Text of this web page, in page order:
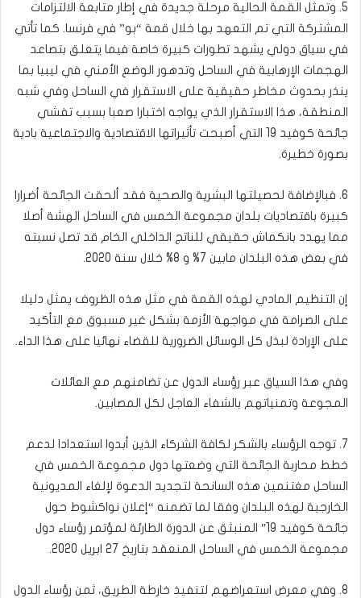
5. وتمثل القمة الحالية مرحلة جديدة في إطار متابعة الالتزامات
المشتركة التي تم التعهد بها خلال قمة “بو” في فرنسا. كما تأتي
في سياق دولي يشهد تطورات كبيرة خاصة فيما يتعلق بتصاعد
الهجمات الإرهابية في الساحل وتدهور الوضع الأمني في ليبيا بما
ينذر بحدوث مخاطر حقيقية على الاستقرار في الساحل وفي شبه
المنطقة، هذا الاستقرار الذي يواجه اختبارا صعبا بسبب تفشي
جائحة كوفيد 19 التي أصبحت تأثيراتها الاقتصادية والاجتماعية بادية
بصورة خطيرة.
6. فبالإضافة لحصيلتها البشرية والصحية فقد ألحقت الجائحة أضرارا
كبيرة باقتصاديات بلدان مجموعة الخمس في الساحل الهشة أصلا
مما يهدد بانكماش حقيقي للناتج الداخلي الخام قد تصل نسبته
في بعض هذه البلدان مابين 7% و 8% خلال سنة 2020.
إن التنظيم المادي لهذه القمة في مثل هذه الظروف يمثل دليلا
على الصرامة في مواجهة الأزمة بشكل غير مسبوق مع التأكيد
على الإرادة لبذل كل الوسائل الضرورية للقضاء نهائيا على هذا الداء.
وفي هذا السياق عبر رؤساء الدول عن تضامنهم مع العائلات
المجوعة وتمنياتهم بالشفاء العاجل لكل المصابين.
7. توجه الرؤساء بالشكر لكافة الشركاء الذين أبدوا استعدادا لدعم
خطط محاربة الجائحة التي وضعتها دول مجموعة الخمس في
الساحل مغتنمين هذه السانحة لتجديد الدعوة لإلغاء المديونية
الخارجية لهذه البلدان وفقا لما تضمنه “إعلان نواكشوط حول
جائحة كوفيد 19″ المنبثق عن الدورة الطارئة لمؤتمر رؤساء دول
مجموعة الخمس في الساحل المنعقد بتاريخ 27 ابريل 2020.
8. وفي معرض استعراضهم لتنفيذ خارطة الطريق، ثمن رؤساء الدول